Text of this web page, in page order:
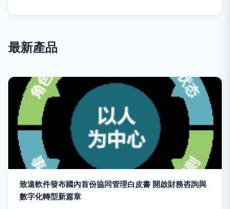
最新產品
致遠軟件發布國內首份協同管理白皮書 開啟財務咨詢與
數字化轉型新篇章